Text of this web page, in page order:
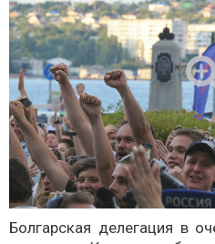
Болгарская делегация в